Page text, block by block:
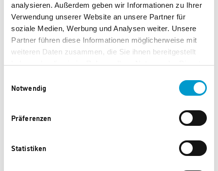
analysieren. Außerdem geben wir Informationen zu Ihrer
Verwendung unserer Website an unsere Partner für
soziale Medien, Werbung und Analysen weiter. Unsere
Partner führen diese Informationen möglicherweise mit
weiteren Daten zusammen, die Sie ihnen bereitgestellt
haben oder die sie im Rahmen Ihrer Nutzung der Dienste
Notwendig
Präferenzen
Statistiken
Caparol Cuttermesser
333 Punkte
Caparol Stoffelefant
350 Punkte